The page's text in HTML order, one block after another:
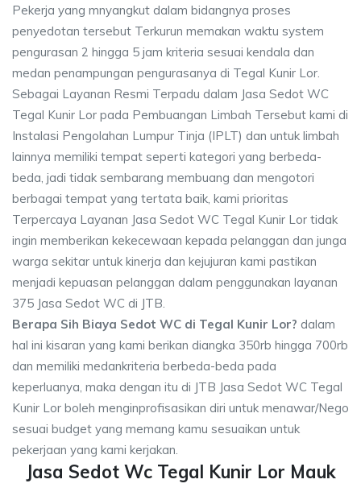
Pekerja yang mnyangkut dalam bidangnya proses
penyedotan tersebut Terkurun memakan waktu system
pengurasan 2 hingga 5 jam kriteria sesuai kendala dan
medan penampungan pengurasanya di Tegal Kunir Lor.
Sebagai Layanan Resmi Terpadu dalam Jasa Sedot WC
Tegal Kunir Lor pada Pembuangan Limbah Tersebut kami di
Instalasi Pengolahan Lumpur Tinja (IPLT) dan untuk limbah
lainnya memiliki tempat seperti kategori yang berbeda-
beda, jadi tidak sembarang membuang dan mengotori
berbagai tempat yang tertata baik, kami prioritas
Terpercaya Layanan Jasa Sedot WC Tegal Kunir Lor tidak
ingin memberikan kekecewaan kepada pelanggan dan junga
warga sekitar untuk kinerja dan kejujuran kami pastikan
menjadi kepuasan pelanggan dalam penggunakan layanan
375 Jasa Sedot WC di JTB.
Berapa Sih Biaya Sedot WC di Tegal Kunir Lor? dalam
hal ini kisaran yang kami berikan diangka 350rb hingga 700rb
dan memiliki medankriteria berbeda-beda pada
keperluanya, maka dengan itu di JTB Jasa Sedot WC Tegal
Kunir Lor boleh menginprofisasikan diri untuk menawar/Nego
sesuai budget yang memang kamu sesuaikan untuk
pekerjaan yang kami kerjakan.
Jasa Sedot Wc Tegal Kunir Lor Mauk